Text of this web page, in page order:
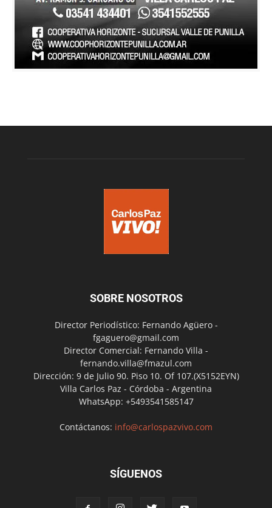
SOBRE NOSOTROS
Director Periodístico: Fernando Agüero -
fgaguero@gmail.com
Director Comercial: Fernando Villa -
fernando.villa@fmazul.com
Dirección: 9 de Julio 90. Piso 10. Of 107.(X5152EYN)
Villa Carlos Paz - Córdoba - Argentina
WhatsApp: +5493541585147
Contáctanos: info@carlospazvivo.com
SÍGUENOS